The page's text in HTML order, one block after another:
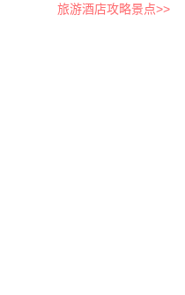
旅游酒店攻略景点>>